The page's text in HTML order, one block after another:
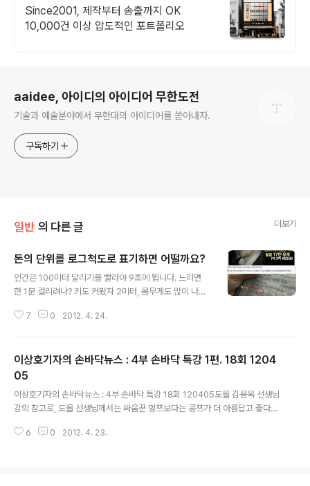
행시 20% 할인!
Since2001, 제작부터 송출까지 OK
10,000건 이상 압도적인 포트폴리오
aaidee, 아이디의 아이디어 무한도전
기술과 예술분야에서 무한대의 아이디어를 쏟아내자.
구독하기
일반 의 다른 글 더보기
돈의 단위를 로그척도로 표기하면 어떨까요?
인간은 100미터 달리기를 빨라야 9초에 뜁니다. 느리면
한 1분 걸리려나? 키도 커봤자 2미터, 몸무게도 많이 나가
런데 재산 차는 수십억 배 납니다. 돈의 단위를 로그척도로
각입니다. 핀란드인가에서는 재산에 비례해서 벌금을 낸다
고 합니다. 돈이란게 액수가 커지면 느낌이 둔해집니다. 백
억과 천억의 차가 실제 차보다 적게 느껴지는 건데요. 이걸
생각하다가 데시벨이란 소리의 단위가 생각났습니다. 인간
은 소리를 로그 단위로 느끼기 때문에 생긴 겁니다. 위키백
과를 보면 시각도 로그로 느낀다고 합니다. http://en.wiki
7 0 2012. 4. 24.
이상호기자의 손바닥뉴스 : 4부 손바닥 특강 1편. 18회 1204
05
이상호기자의 손바닥뉴스 : 4부 손바닥 특강 18회 120405도올 김용옥 선생님
강의 참고로, 도올 선생님께서는 싸움꾼 멍쯔보다는 콩쯔가 더 아름답고 좋다고
학)과 통한다. 생물학적으로도 뇌에서 이성적 판단에도 감성이 중요하게 작용한
6 0 2012. 4. 23.